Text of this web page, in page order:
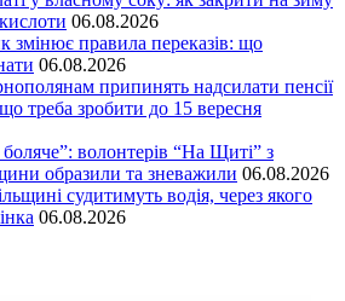
06.08.2026
змінює правила переказів: що
06.08.2026
припинять надсилати пенсії
треба зробити до 15 вересня
волонтерів “На Щиті” з
образили та зневажили 06.08.2026
судитимуть водія, через якого
06.08.2026